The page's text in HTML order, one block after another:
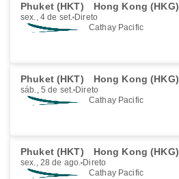
Phuket (HKT) Hong Kong (HKG)
sex., 4 de set. Direto
Cathay Pacific
Phuket (HKT) Hong Kong (HKG)
sáb., 5 de set. Direto
Cathay Pacific
Phuket (HKT) Hong Kong (HKG)
sex., 28 de ago. Direto
Cathay Pacific